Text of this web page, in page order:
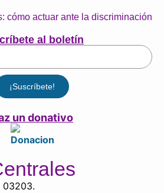
cómo actuar ante la discriminación
al boletín
¡Suscríbete!
un donativo
03203.